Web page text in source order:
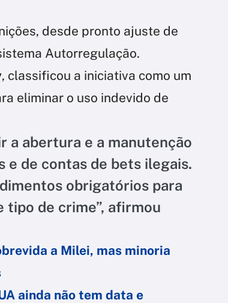
desde pronto ajuste de
Autorregulação.
, classificou a iniciativa como um
eliminar o uso indevido de
a abertura e a manutenção
e de contas de bets ilegais.
obrigatórios para
de crime”, afirmou
a Milei, mas minoria
ainda não tem data e